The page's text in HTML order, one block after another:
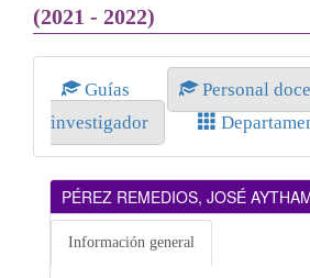
(2021 - 2022)
Guías
Personal
investigador
PÉREZ REMEDIOS, JOSÉ
Información general